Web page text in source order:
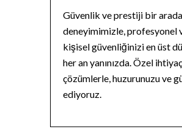
Güvenlik ve prestiji bir
deneyimimizle, profesyonel
kişisel güvenliğinizi en üst
her an yanınızda. Özel
çözümlerle, huzurunuzu ve
ediyoruz.